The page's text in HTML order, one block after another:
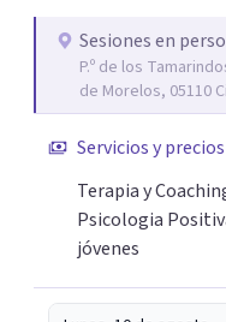
uno/a y
que les permitan
diferentes y avanzar
manera presencial en
Adicionalmente
positiva y bienestar a
Sesiones en
P.º de los
de Morelos, 05110
Servicios y precios
Terapia y
Psicologia
jóvenes